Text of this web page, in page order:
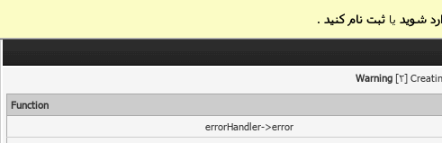
شوید یاثبت نام کنید .
Warning[2]
Function
errorHandler->error